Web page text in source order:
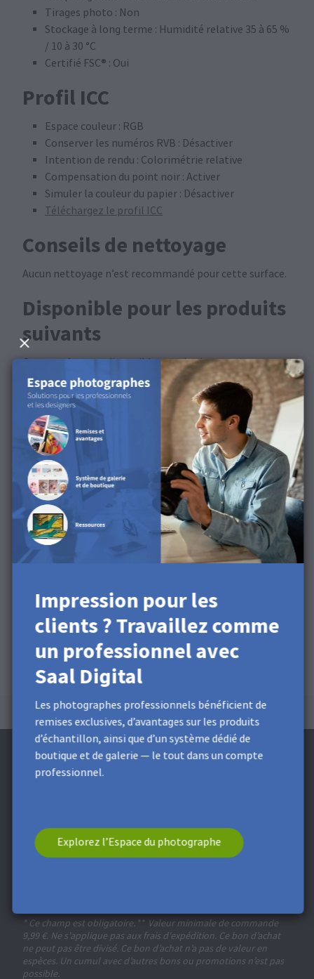
Tirages photo : Non
Stockage à long terme : Humidité relative 35 à 65 %
/ 10 à 30 °C
Certifié FSC® : Oui
Profil ICC
Espace couleur : RGB
Conserver les numéros RVB : Désactiver
Intention de rendu : Colorimétrie relative
Compensation du point noir : Activer
Simuler la couleur du papier : Désactiver
Téléchargez le profil ICC
Conseils de nettoyage
Aucun nettoyage n’est recommandé pour cette surface.
Disponible pour les produits
suivants
Cette surface est disponible pour les Impressions
FineArt et les Posters FineArt.
Découvrez la surface dans
notre vidéo produit
Impression pour les
clients ? Travaillez comme
un professionnel avec
Saal Digital
Les photographes professionnels bénéficient de
remises exclusives, d’avantages sur les produits
d’échantillon, ainsi que d’un système dédié de
boutique et de galerie — le tout dans un compte
professionnel.
Explorez l’Espace du photographe
une Remise de 5 €**
Obtenez des remises exclusives et des conseils de
* Ce champ est obligatoire. ** Valeur minimale de commande
9,99 €. Ne s'applique pas aux frais d'expédition. Ce bon d’achat
ne peut pas être divisé. Ce bon d’achat n’a pas de valeur en
espèces. Un cumul avec d’autres bons ou promotions n’est pas
possible.